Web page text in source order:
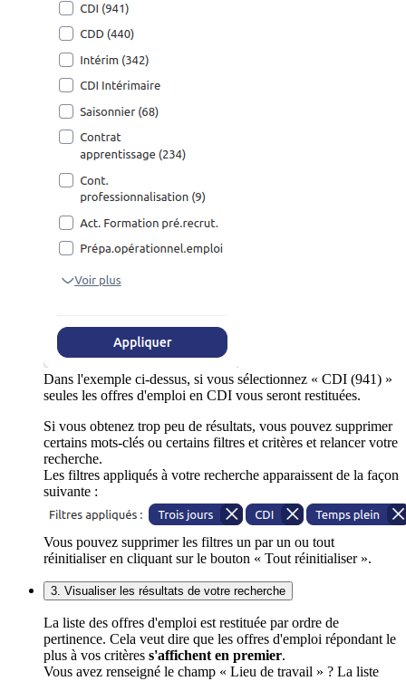
Dans l'exemple ci-dessus, si vous sélectionnez « CDI (941) »
seules les offres d'emploi en CDI vous seront restituées.
Si vous obtenez trop peu de résultats, vous pouvez supprimer
certains mots-clés ou certains filtres et critères et relancer votre
recherche.
Les filtres appliqués à votre recherche apparaissent de la façon
suivante :
Vous pouvez supprimer les filtres un par un ou tout
réinitialiser en cliquant sur le bouton « Tout réinitialiser ».
3. Visualiser les résultats de votre recherche
La liste des offres d'emploi est restituée par ordre de
pertinence. Cela veut dire que les offres d'emploi répondant le
plus à vos critères s'affichent en premier.
Vous avez renseigné le champ « Lieu de travail » ? La liste